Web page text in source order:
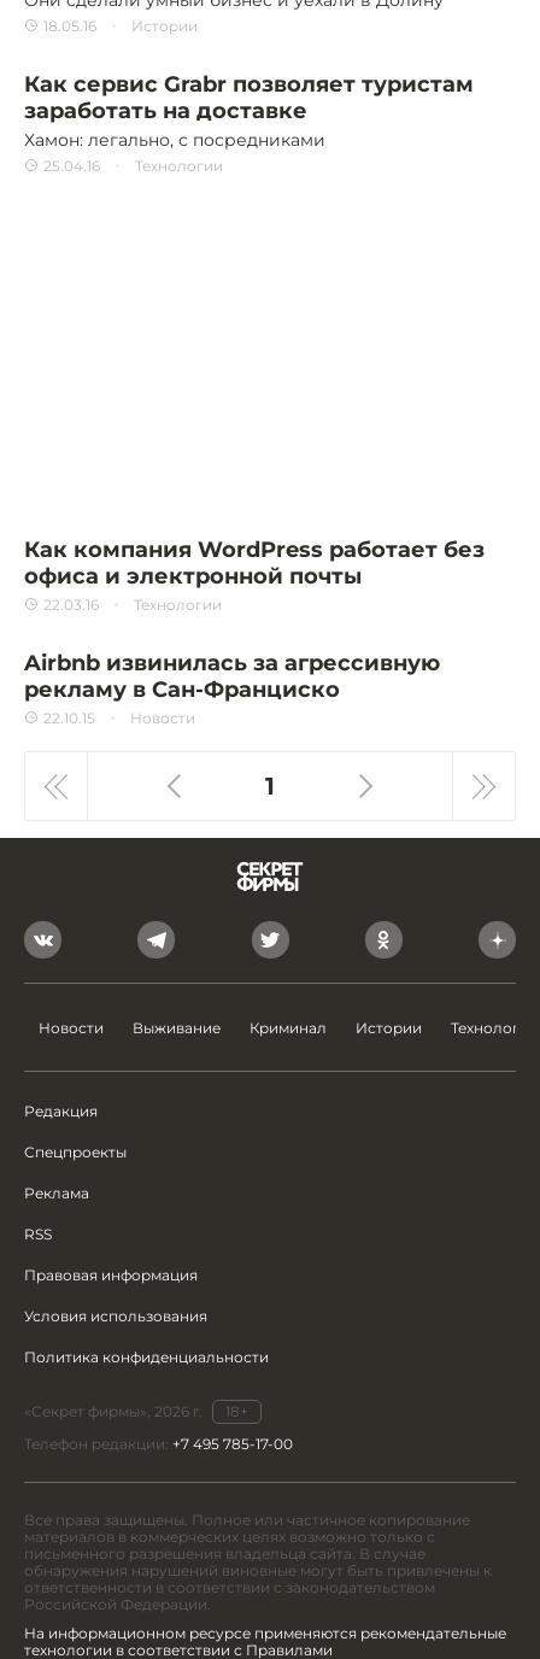
18.05.16 Истории
Как сервис Grabr позволяет туристам
заработать на доставке
Хамон: легально, с посредниками
25.04.16 Технологии
Как компания WordPress работает без
офиса и электронной почты
22.03.16 Технологии
Airbnb извинилась за агрессивную
рекламу в Сан-Франциско
22.10.15 Новости
1
Новости Выживание Криминал Истории Технологии
Редакция
Спецпроекты
Реклама
RSS
Правовая информация
Условия использования
Политика конфиденциальности
«Секрет фирмы», 2026 г.
18+
Телефон редакции: +7 495 785-17-00
Все права защищены. Полное или частичное копирование
материалов в коммерческих целях возможно только с
письменного разрешения владельца сайта. В случае
обнаружения нарушений виновные могут быть привлечены к
ответственности в соответствии с законодательством
Российской Федерации.
На информационном ресурсе применяются рекомендательные
технологии в соответствии с Правилами